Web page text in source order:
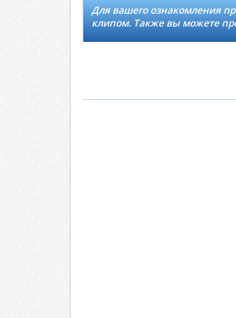
Для вашего ознакомления
клипом. Также вы можете